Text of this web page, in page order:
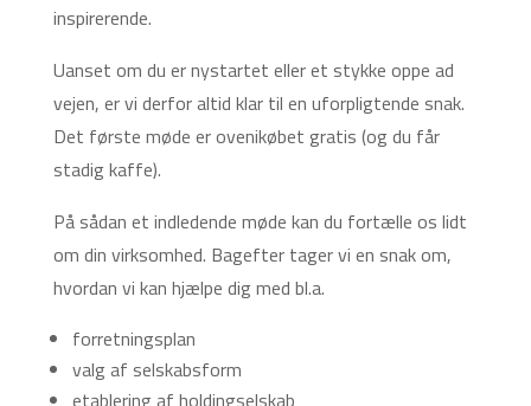
inspirerende.
Uanset om du er nystartet eller et stykke oppe ad
vejen, er vi derfor altid klar til en uforpligtende snak.
Det første møde er ovenikøbet gratis (og du får
stadig kaffe).
På sådan et indledende møde kan du fortælle os lidt
om din virksomhed. Bagefter tager vi en snak om,
hvordan vi kan hjælpe dig med bl.a.
forretningsplan
valg af selskabsform
etablering af holdingselskab